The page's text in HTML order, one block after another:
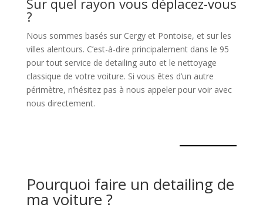
Sur quel rayon vous déplacez-vous
?
Nous sommes basés sur Cergy et Pontoise, et sur les
villes alentours. C’est-à-dire principalement dans le 95
pour tout service de detailing auto et le nettoyage
classique de votre voiture. Si vous êtes d’un autre
périmètre, n’hésitez pas à nous appeler pour voir avec
nous directement.
Pourquoi faire un detailing de
ma voiture ?